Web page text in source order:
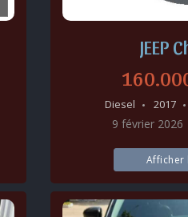
JEEP
Diesel 2017
9 février 2026
Afficher